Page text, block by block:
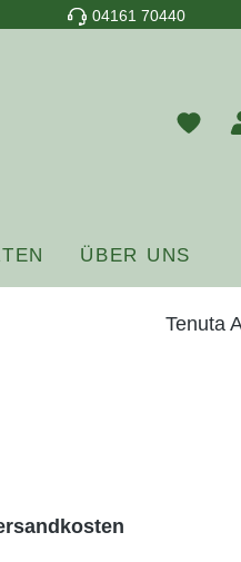
04161 70440
Du
ÜBER UNS
Tenuta